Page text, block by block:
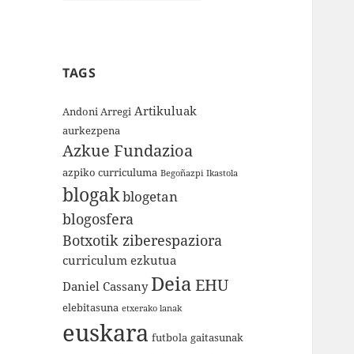
TAGS
Andoni Arregi Artikuluak
aurkezpena
Azkue Fundazioa
azpiko curriculuma Begoñazpi Ikastola
blogakblogetan
blogosfera
Botxotik ziberespaziora
curriculum ezkutua
Daniel Cassany Deia EHU
elebitasuna etxerako lanak
euskara futbola gaitasunak